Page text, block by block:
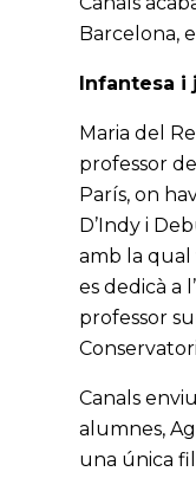
Barcelona,
Infantesa i
Maria del
professor
París, on
D’Indy i
amb la qual
es dedicà a
professor
Canals
alumnes,
una única